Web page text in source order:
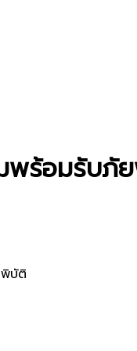
พร้อมรับภั
บัติ